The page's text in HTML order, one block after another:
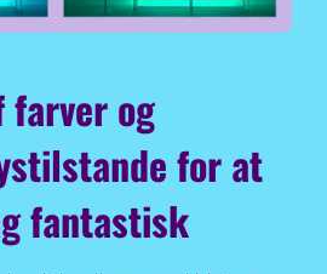
og
for at
fantastisk